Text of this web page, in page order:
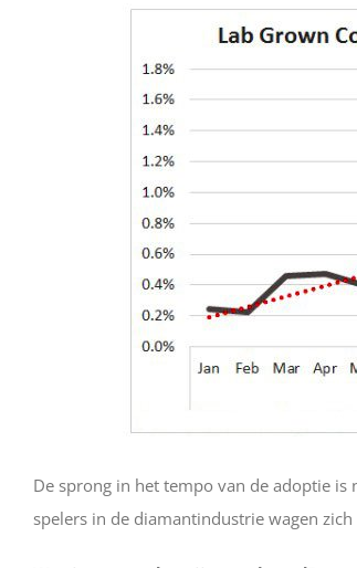
De sprong in het tempo van de adoptie
spelers in de diamantindustrie wagen